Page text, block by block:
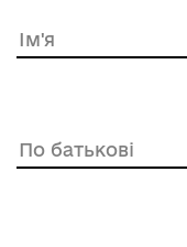
Ім'я
По батькові